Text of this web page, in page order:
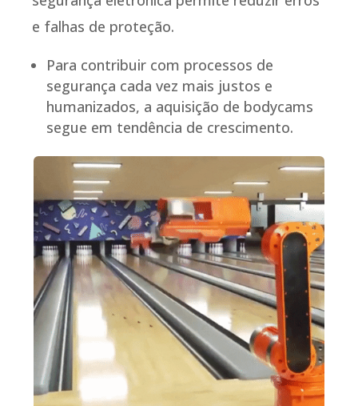
e falhas de proteção.
Para contribuir com processos de
segurança cada vez mais justos e
humanizados, a aquisição de bodycams
segue em tendência de crescimento.